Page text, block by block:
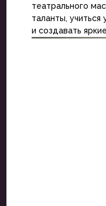
театрального
таланты,
и создавать